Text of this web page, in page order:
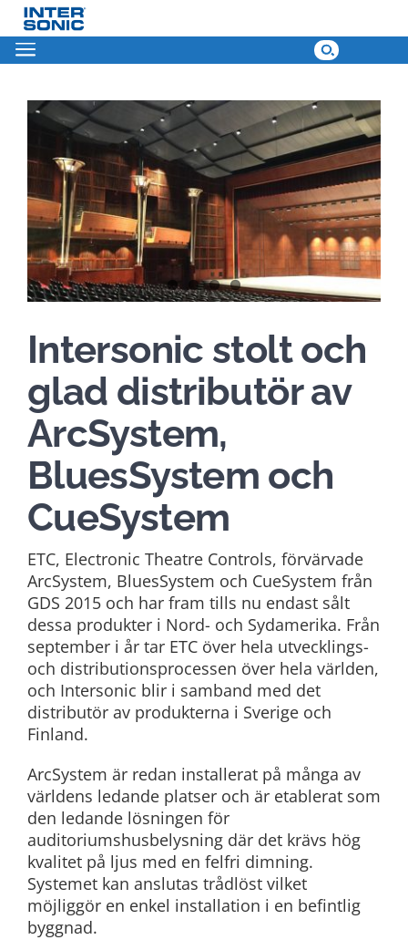
Skip
to
content
View
Larger
Image
Intersonic stolt och
glad distributör av
ArcSystem,
BluesSystem och
CueSystem
ETC, Electronic Theatre Controls, förvärvade
ArcSystem, BluesSystem och CueSystem från
GDS 2015 och har fram tills nu endast sålt
dessa produkter i Nord- och Sydamerika. Från
september i år tar ETC över hela utvecklings-
och distributionsprocessen över hela världen,
och Intersonic blir i samband med det
distributör av produkterna i Sverige och
Finland.
ArcSystem är redan installerat på många av
världens ledande platser och är etablerat som
den ledande lösningen för
auditoriumshusbelysning där det krävs hög
kvalitet på ljus med en felfri dimning.
Systemet kan anslutas trådlöst vilket
möjliggör en enkel installation i en befintlig
byggnad.